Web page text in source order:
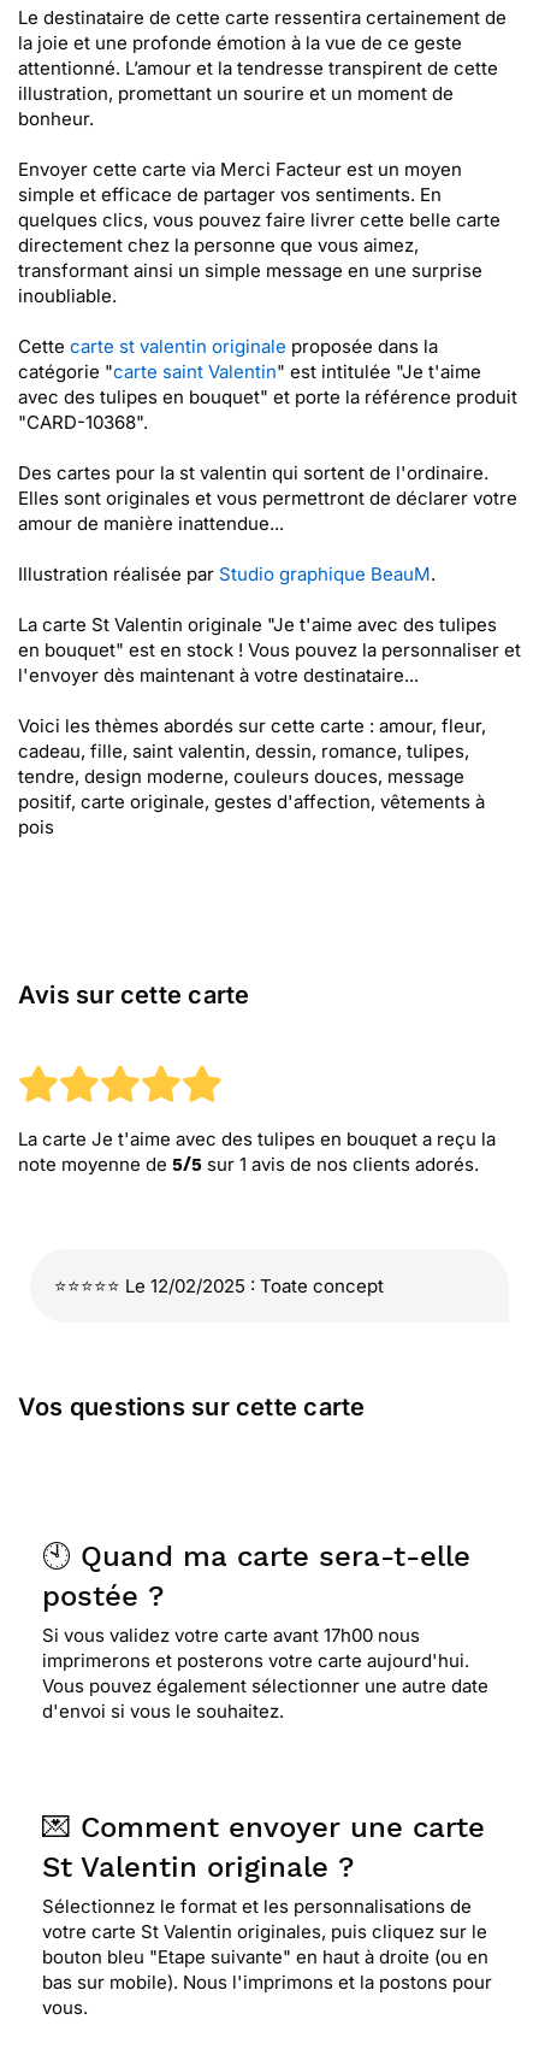
Le destinataire de cette carte ressentira certainement de
la joie et une profonde émotion à la vue de ce geste
attentionné. L’amour et la tendresse transpirent de cette
illustration, promettant un sourire et un moment de
bonheur.
Envoyer cette carte via Merci Facteur est un moyen
simple et efficace de partager vos sentiments. En
quelques clics, vous pouvez faire livrer cette belle carte
directement chez la personne que vous aimez,
transformant ainsi un simple message en une surprise
inoubliable.
Cette carte st valentin originale proposée dans la
catégorie "carte saint Valentin" est intitulée "Je t'aime
avec des tulipes en bouquet" et porte la référence produit
"CARD-10368".
Des cartes pour la st valentin qui sortent de l'ordinaire.
Elles sont originales et vous permettront de déclarer votre
amour de manière inattendue...
Illustration réalisée par Studio graphique BeauM.
La carte St Valentin originale "Je t'aime avec des tulipes
en bouquet" est en stock ! Vous pouvez la personnaliser et
l'envoyer dès maintenant à votre destinataire...
Voici les thèmes abordés sur cette carte : amour, fleur,
cadeau, fille, saint valentin, dessin, romance, tulipes,
tendre, design moderne, couleurs douces, message
positif, carte originale, gestes d'affection, vêtements à
pois
Avis sur cette carte
La carte Je t'aime avec des tulipes en bouquet a reçu la
note moyenne de 5/5 sur 1 avis de nos clients adorés.
⭐⭐⭐⭐⭐ Le 12/02/2025 : Toate concept
Vos questions sur cette carte
🕙 Quand ma carte sera-t-elle
postée ?
Si vous validez votre carte avant 17h00 nous
imprimerons et posterons votre carte aujourd'hui.
Vous pouvez également sélectionner une autre date
d'envoi si vous le souhaitez.
💌 Comment envoyer une carte
St Valentin originale ?
Sélectionnez le format et les personnalisations de
votre carte St Valentin originales, puis cliquez sur le
bouton bleu "Etape suivante" en haut à droite (ou en
bas sur mobile). Nous l'imprimons et la postons pour
vous.